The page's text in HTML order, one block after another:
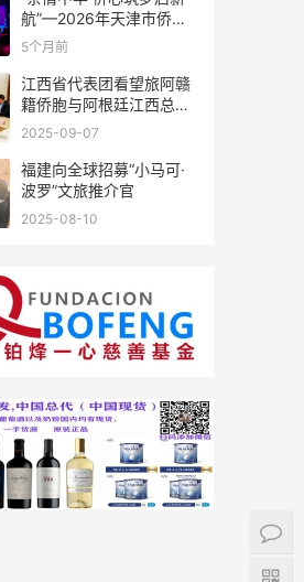
航”—2026年天津市侨界
新春联谊活动成功举办
5个月前
江西省代表团看望旅阿赣
籍侨胞与阿根廷江西总商
会座谈
2025-09-07
福建向全球招募“小马可·
波罗”文旅推介官
2025-08-10